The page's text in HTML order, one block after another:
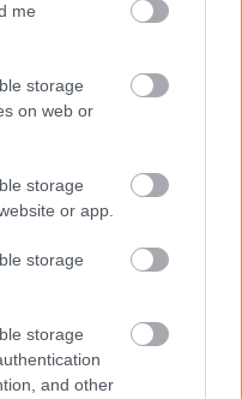
me
storage
on web or
storage
or app.
storage
storage
and other
földjén
már elmondtuk
felelős.
is ismert, Dánia
is a kontinens
NORAD rá is…